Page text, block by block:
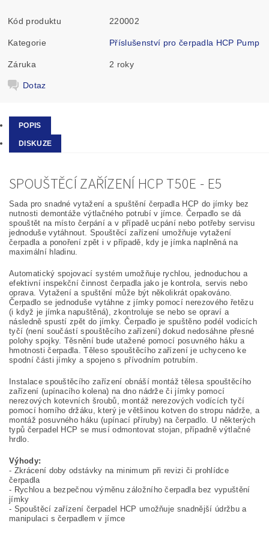
Kód produktu 220002
Kategorie Příslušenství pro čerpadla HCP Pump
Záruka 2 roky
Dotaz
POPIS
DISKUZE
SPOUŠTĚCÍ ZAŘÍZENÍ HCP T50E - E5
Sada pro snadné vytažení a spuštění čerpadla HCP do jímky bez
nutnosti demontáže výtlačného potrubí v jímce. Čerpadlo se dá
spouštět na místo čerpání a v případě ucpání nebo potřeby servisu
jednoduše vytáhnout. Spouštěcí zařízení umožňuje vytažení
čerpadla a ponoření zpět i v případě, kdy je jímka naplněná na
maximální hladinu.
Automatický spojovací systém umožňuje rychlou, jednoduchou a
efektivní inspekční činnost čerpadla jako je kontrola, servis nebo
oprava. Vytažení a spuštění může být několikrát opakováno.
Čerpadlo se jednoduše vytáhne z jímky pomocí nerezového řetězu
(i když je jímka napuštěná), zkontroluje se nebo se opraví a
následně spustí zpět do jímky. Čerpadlo je spuštěno podél vodicích
tyčí (není součástí spouštěcího zařízení) dokud nedosáhne přesné
polohy spojky. Těsnění bude utažené pomocí posuvného háku a
hmotnosti čerpadla. Těleso spouštěcího zařízení je uchyceno ke
spodní části jímky a spojeno s přívodním potrubím.
Instalace spouštěcího zařízení obnáší montáž tělesa spouštěcího
zařízení (upínacího kolena) na dno nádrže či jímky pomocí
nerezových kotevních šroubů, montáž nerezových vodících tyčí
pomocí horního držáku, který je většinou kotven do stropu nádrže, a
montáž posuvného háku (upínací příruby) na čerpadlo. U některých
typů čerpadel HCP se musí odmontovat stojan, případně výtlačné
hrdlo.
Výhody:
- Zkrácení doby odstávky na minimum při revizi či prohlídce
čerpadla
- Rychlou a bezpečnou výměnu záložního čerpadla bez vypuštění
jímky
- Spouštěcí zařízení čerpadel HCP umožňuje snadnější údržbu a
manipulaci s čerpadlem v jímce